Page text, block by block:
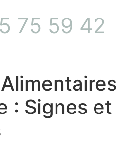
75 59 42
: Signes et